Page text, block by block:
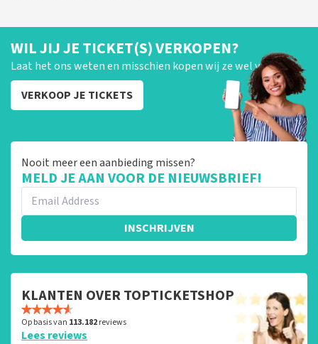
WIL JIJ JE TICKET(S) VERKOPEN?
Laat het ons weten en misschien kopen wij ze wel van je!
VERKOOP JE TICKETS
Nooit meer een aanbieding missen?
MELD JE AAN VOOR DE NIEUWSBRIEF!
INSCHRIJVEN
KLANTEN OVER TOPTICKETSHOP
Op basis van 113.182reviews
Lees reviews